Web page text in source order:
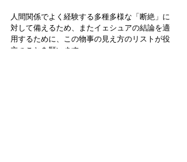
人間関係でよく経験する多種多様な「断絶」に
対して備えるため、またイェシュアの結論を適
用するために、この物事の見え方のリストが役
立つことを願います。